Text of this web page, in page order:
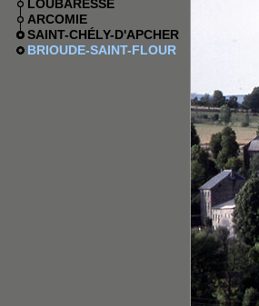
LOUBARESSE
ARCOMIE
SAINT-CHÉLY-D'APCHER
BRIOUDE-SAINT-FLOUR